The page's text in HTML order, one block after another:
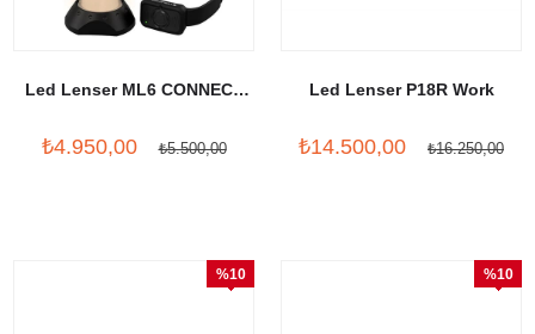
Led Lenser ML6 CONNECT
₺4.950,00 ₺5.500,00
Led Lenser P18R Work
₺14.500,00 ₺16.250,00
%10
%10